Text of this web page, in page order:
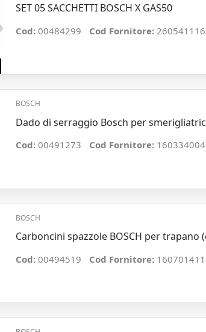
SET 05 SACCHETTI BOSCH X GAS50
Cod: 00484299 Cod Fornitore:
BOSCH
Dado di serraggio Bosch per
Cod: 00491273 Cod Fornitore:
BOSCH
Carboncini spazzole BOSCH per trapano
Cod: 00494519 Cod Fornitore: